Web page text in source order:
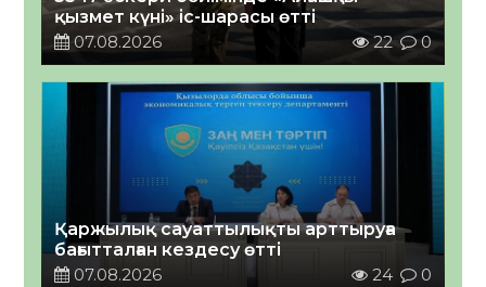
қызмет күні» іс-шарасы өтті
07.08.2026
22 0
Қаржылық сауаттылықты арттыруға
бағытталған кездесу өтті
07.08.2026
24 0